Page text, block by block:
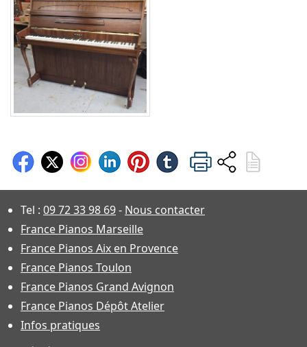
Tel : 09 72 33 98 69- Nous contacter
France Pianos Marseille
France Pianos Aix en Provence
France Pianos Toulon
France Pianos Grand Avignon
France Pianos Dépôt Atelier
Infos pratiques